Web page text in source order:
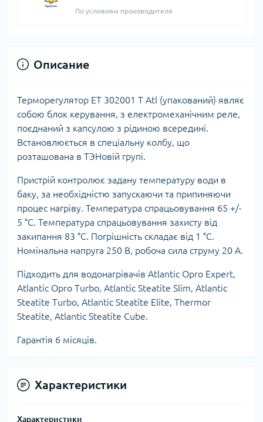
По условиям производителя
Описание
Терморегулятор ET 302001 T Atl (упакований) являє
собою блок керування, з електромеханічним реле,
поєднаний з капсулою з рідиною всередині.
Встановлюється в спеціальну колбу, що
розташована в ТЭНовій групі.
Пристрій контролює задану температуру води в
баку, за необхідністю запускаючи та припиняючи
процес нагріву. Температура спрацьовування 65 +/-
5 °С. Температура спрацьовування захисту від
закипання 83 °С. Погрішність складає від 1 °С.
Номінальна напруга 250 В, робоча сила струму 20 А.
Підходить для водонагрівачів Atlantic Opro Expert,
Atlantic Opro Turbo, Atlantic Steatite Slim, Atlantic
Steatite Turbo, Atlantic Steatite Elite, Thermor
Steatite, Atlantic Steatite Cube.
Гарантія 6 місяців.
Характеристики
Характеристики